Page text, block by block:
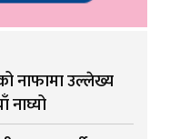
नाफामा उल्लेख्य
नाघ्यो